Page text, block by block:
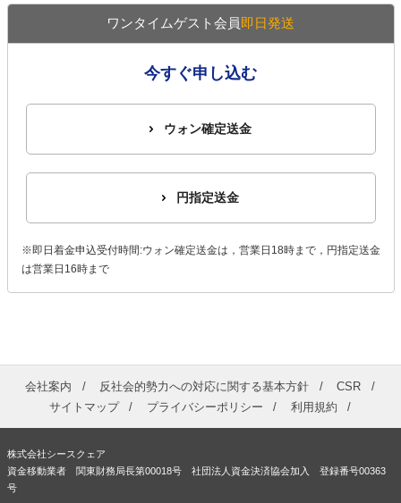
ワンタイムゲスト会員即日発送
今すぐ申し込む
ウォン確定送金
円指定送金
※即日着金申込受付時間:ウォン確定送金は，営業日18時まで，円指定送金
は営業日16時まで
会社案内 反社会的勢力への対応に関する基本方針
CSR
サイトマップ
プライバシーポリシー 利用規約
株式会社シースクェア
資金移動業者 関東財務局長第00018号 社団法人資金決済協会加入 登録番号00363
号